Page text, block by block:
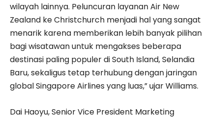
wilayah lainnya. Peluncuran layanan Air New
Zealand ke Christchurch menjadi hal yang sangat
menarik karena memberikan lebih banyak pilihan
bagi wisatawan untuk mengakses beberapa
destinasi paling populer di South Island, Selandia
Baru, sekaligus tetap terhubung dengan jaringan
global Singapore Airlines yang luas,” ujar Williams.
Dai Haoyu, Senior Vice President Marketing